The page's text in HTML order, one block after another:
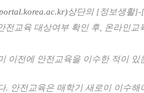
상단의 [정보생활]-[
전교육 대상여부 확인 후, 온라인교
이전에 안전교육을 이수한 적이 있
. 안전교육은 매학기 새로이 이수해